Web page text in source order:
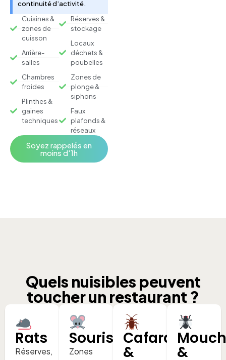
continuité d’activité.
Cuisines &
zones de
cuisson
Arrière-
salles
Chambres
froides
Plinthes &
gaines
techniques
Réserves &
stockage
Locaux
déchets &
poubelles
Zones de
plonge &
siphons
Faux
plafonds &
réseaux
Soyez rappelés en
moins d'1h
Quels nuisibles peuvent
toucher un restaurant ?
Rats
Réserves,
Souris
Zones
Cafards
& &